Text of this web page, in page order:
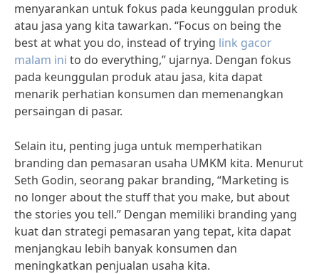
menyarankan untuk fokus pada keunggulan produk
atau jasa yang kita tawarkan. “Focus on being the
best at what you do, instead of trying link gacor
malam ini to do everything,” ujarnya. Dengan fokus
pada keunggulan produk atau jasa, kita dapat
menarik perhatian konsumen dan memenangkan
persaingan di pasar.
Selain itu, penting juga untuk memperhatikan
branding dan pemasaran usaha UMKM kita. Menurut
Seth Godin, seorang pakar branding, “Marketing is
no longer about the stuff that you make, but about
the stories you tell.” Dengan memiliki branding yang
kuat dan strategi pemasaran yang tepat, kita dapat
menjangkau lebih banyak konsumen dan
meningkatkan penjualan usaha kita.